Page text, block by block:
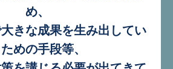
め、
きな成果を生み出してい
ための手段等、